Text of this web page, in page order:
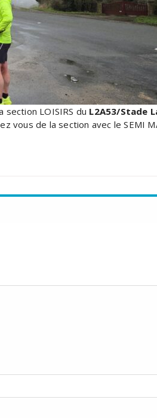
section LOISIRS du L2A53/Stade
vous de la section avec le SEMI